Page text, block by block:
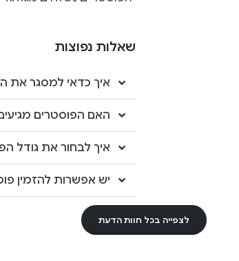
שאלות נפוצות
איך כדאי למסגר את
האם הפוסטרים
איך לבחור את גודל
יש אפשרות להזמין
לצפייה בכל חוות הדעת